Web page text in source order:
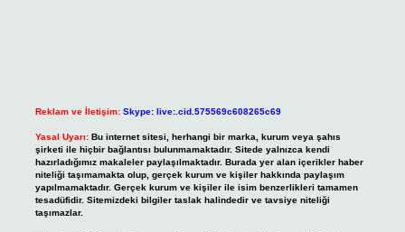
Reklam ve İletişim: Skype: live:.cid.575569c608265c69
Yasal Uyarı: Bu internet sitesi, herhangi bir marka, kurum veya şahıs
şirketi ile hiçbir bağlantısı bulunmamaktadır. Sitede yalnızca kendi
hazırladığımız makaleler paylaşılmaktadır. Burada yer alan içerikler haber
niteliği taşımamakta olup, gerçek kurum ve kişiler hakkında paylaşım
yapılmamaktadır. Gerçek kurum ve kişiler ile isim benzerlikleri tamamen
tesadüfidir. Sitemizdeki bilgiler taslak halindedir ve tavsiye niteliği
taşımazlar.